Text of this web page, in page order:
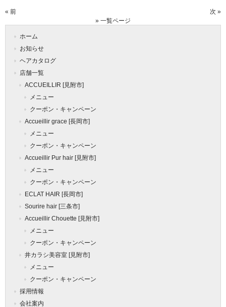
« 前
次 »
» 一覧ページ
ホーム
お知らせ
ヘアカタログ
店舗一覧
ACCUEILLIR [見附市]
メニュー
クーポン・キャンペーン
Accueillir grace [長岡市]
メニュー
クーポン・キャンペーン
Accueillir Pur hair [見附市]
メニュー
クーポン・キャンペーン
ECLAT HAIR [長岡市]
Sourire hair [三条市]
Accueillir Chouette [見附市]
メニュー
クーポン・キャンペーン
井カラシ美容室 [見附市]
メニュー
クーポン・キャンペーン
採用情報
会社案内